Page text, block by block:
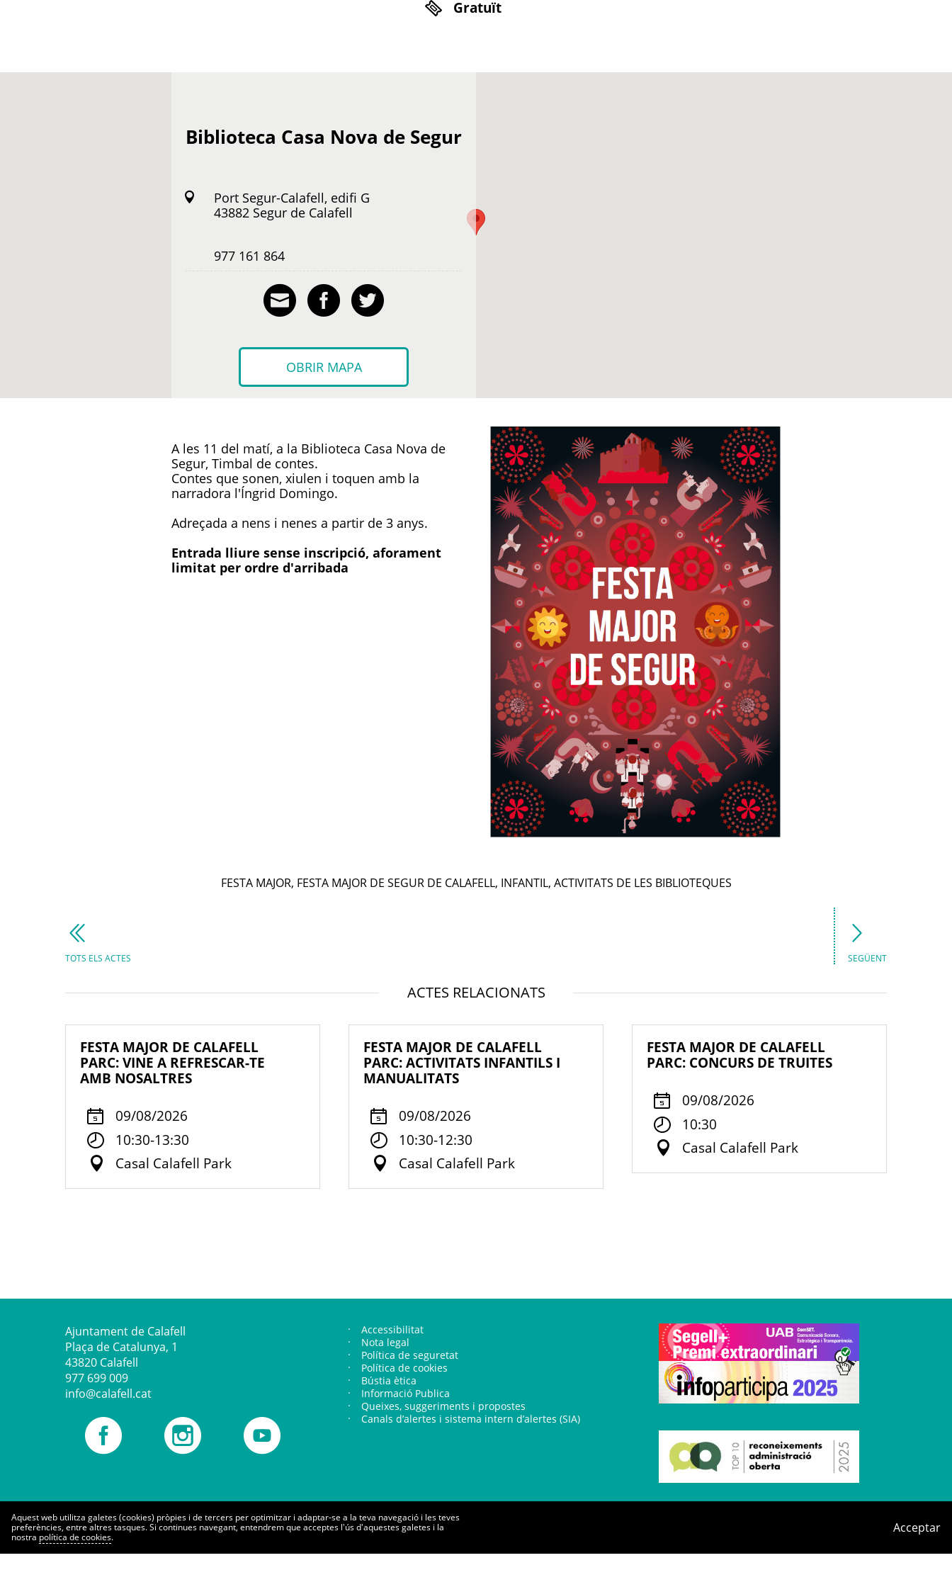
Seu electrònica AOC
Gratuït
Biblioteca Casa Nova de Segur
Port Segur-Calafell, edifi G
43882 Segur de Calafell
977 161 864
E-mailFacebook
Twitter
OBRIR MAPA
A les 11 del matí, a la Biblioteca Casa Nova de
Segur, Timbal de contes.
Contes que sonen, xiulen i toquen amb la
narradora l'Íngrid Domingo.
Adreçada a nens i nenes a partir de 3 anys.
Entrada lliure sense inscripció, aforament
limitat per ordre d'arribada
FESTA MAJOR, FESTA MAJOR DE SEGUR DE CALAFELL, INFANTIL, ACTIVITATS DE LES BIBLIOTEQUES
TOTS ELS ACTES SEGÜENT
ACTES RELACIONATS
FESTA MAJOR DE CALAFELL
PARC: VINE A REFRESCAR-TE
AMB NOSALTRES
09/08/2026
10:30-13:30
Casal Calafell Park
FESTA MAJOR DE CALAFELL
PARC: ACTIVITATS INFANTILS I
MANUALITATS
09/08/2026
10:30-12:30
Casal Calafell Park
FESTA MAJOR DE CALAFELL
PARC: CONCURS DE TRUITES
09/08/2026
10:30
Casal Calafell Park
Ajuntament de Calafell
Plaça de Catalunya, 1
43820 Calafell
977 699 009
info@calafell.cat
Social links
L'Ajuntament de Calafell a Facebook
Instagram Canal YouTube
Footer links
Accessibilitat
Nota legal
Política de seguretat
Política de cookies
Bústia ètica
Informació Publica
Queixes, suggeriments i propostes
Canals d’alertes i sistema intern d’alertes (SIA)
Dreceres
Aquest web utilitza galetes (cookies) pròpies i de tercers per optimitzar i adaptar-se a la teva navegació i les teves
preferències, entre altres tasques. Si continues navegant, entendrem que acceptes l'ús d'aquestes galetes i la
nostra política de cookies.
Acceptar